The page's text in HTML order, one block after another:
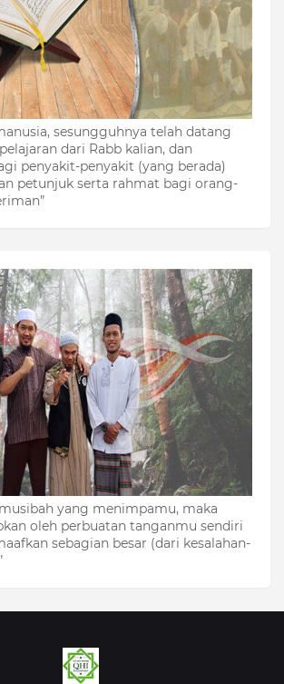
sesungguhnya telah datang
dari Rabb kalian, dan
penyakit-penyakit (yang berada)
petunjuk serta rahmat bagi orang-
yang menimpamu, maka
oleh perbuatan tanganmu sendiri
sebagian besar (dari kesalahan-